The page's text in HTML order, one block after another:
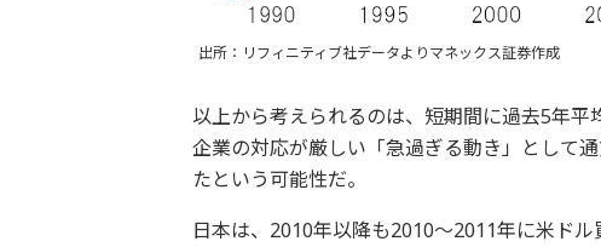
出所：リフィニティブ社データよりマネックス証券作成
以上から考えられるのは、短期間に過去5年
企業の対応が厳しい「急過ぎる動き」として
たという可能性だ。
日本は、2010年以降も2010～2011年に米ド